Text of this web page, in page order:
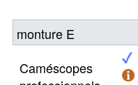
monture E
Caméscopes